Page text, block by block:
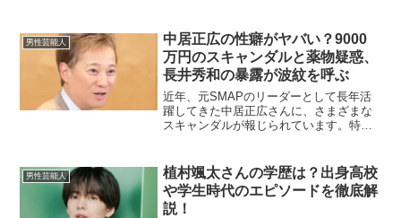
学されています。彼のこれまでの歩みを
本名や学生時代、...
男性芸能人
中居正広の性癖がヤバい？9000
万円のスキャンダルと薬物疑惑、
長井秀和の暴露が波紋を呼ぶ
近年、元SMAPのリーダーとして長年活
躍してきた中居正広さんに、さまざまな
スキャンダルが報じられています。特に
惑、さらにはお笑いタレントの長井秀和
さんによる暴露話で...
男性芸能人
植村颯太さんの学歴は？出身高校
や学生時代のエピソードを徹底解
説！